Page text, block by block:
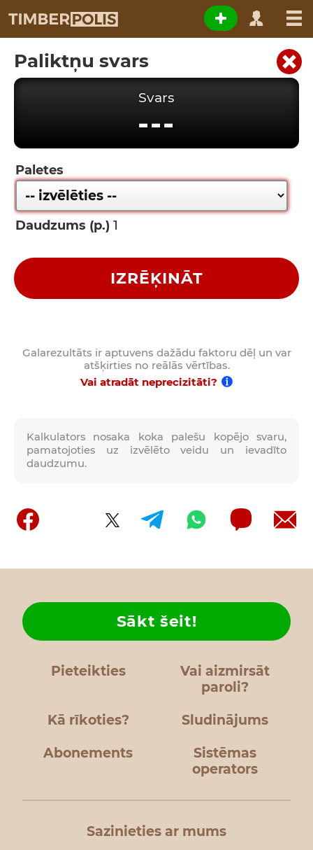
Paliktņu svars
Kalkulators nosaka koka palešu kopējo svaru,
pamatojoties uz izvēlēto veidu un ievadīto
daudzumu.
Svars
---
Paletes
Daudzums (p.)
IZRĒĶINĀT
Galarezultāts ir aptuvens dažādu faktoru dēļ un var
atšķirties no reālās vērtības.
Vai atradāt neprecizitāti?
Pieteikties
Vai aizmirsāt
paroli?
Kā rīkoties?
Sākt šeit!
Sludinājums
Abonements
Sistēmas
operators
Sazinieties ar mums